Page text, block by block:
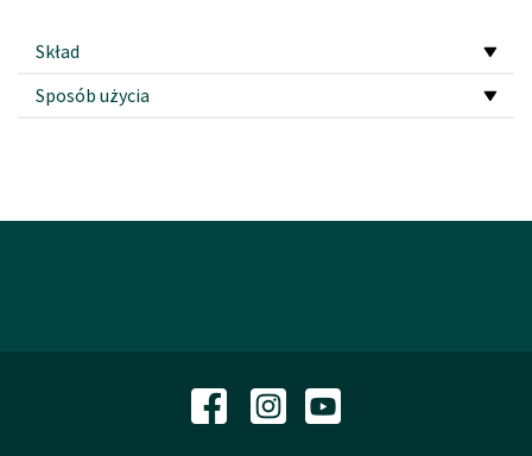
Skład
Sposób użycia